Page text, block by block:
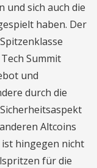
sich auch die
haben. Der
Summit
und
durch die
Altcoins
hingegen nicht
für die